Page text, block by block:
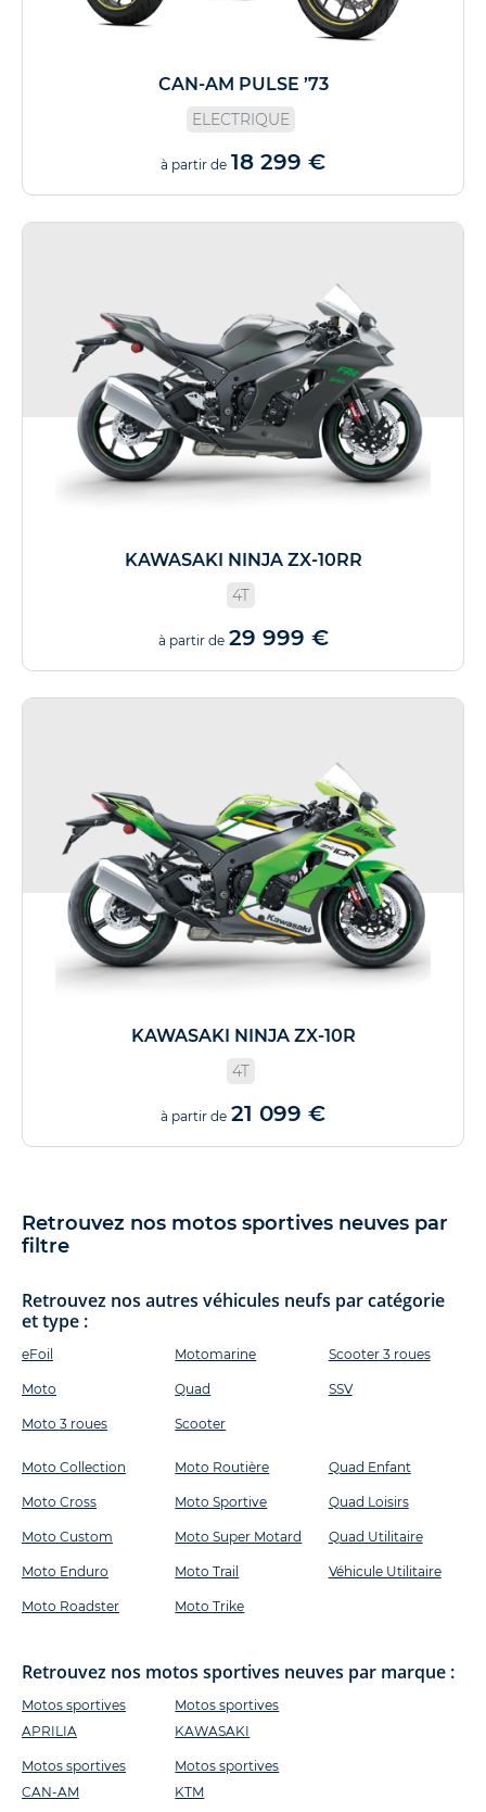
CAN-AM PULSE ’73
ELECTRIQUE
à partir de 18 299 €
KAWASAKI NINJA ZX-10RR
4T
à partir de 29 999 €
KAWASAKI NINJA ZX-10R
4T
à partir de 21 099 €
Retrouvez nos motos sportives neuves par
filtre
Retrouvez nos autres véhicules neufs par catégorie
et type :
eFoil
Moto
Moto 3 roues
Motomarine
Quad
Scooter
Scooter 3 roues
SSV
Moto Collection
Moto Cross
Moto Custom
Moto Enduro
Moto Roadster
Moto Routière
Moto Sportive
Moto Super Motard
Moto Trail
Moto Trike
Quad Enfant
Quad Loisirs
Quad Utilitaire
Véhicule Utilitaire
Retrouvez nos motos sportives neuves par marque :
Motos sportives
APRILIA
Motos sportives
CAN-AM
Motos sportives
KAWASAKI
Motos sportives
KTM